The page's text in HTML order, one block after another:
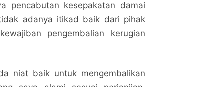
pencabutan kesepakatan damai
adanya itikad baik dari pihak
pengembalian kerugian
niat baik untuk mengembalikan